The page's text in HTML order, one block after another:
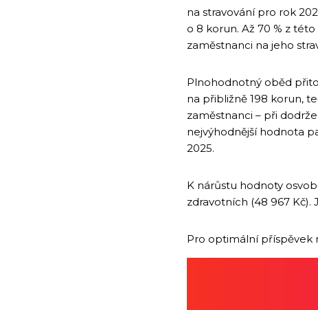
na stravování pro rok
o 8 korun. Až 70 % z
zaměstnanci na jeho
Plnohodnotný oběd
na přibližně 198 korun,
zaměstnanci – při
nejvýhodnější hodnota
2025.
K nárůstu hodnoty
zdravotních (48 967
Pro optimální příspěvek